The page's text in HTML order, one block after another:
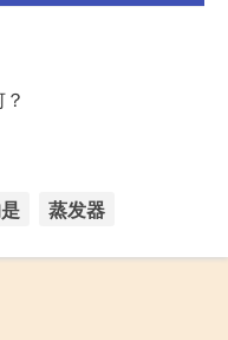
蒸发器